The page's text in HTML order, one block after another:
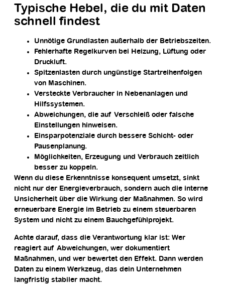
Typische Hebel, die du mit Daten
schnell findest
Unnötige Grundlasten außerhalb der Betriebszeiten.
Fehlerhafte Regelkurven bei Heizung, Lüftung oder
Druckluft.
Spitzenlasten durch ungünstige Startreihenfolgen
von Maschinen.
Versteckte Verbraucher in Nebenanlagen und
Hilfssystemen.
Abweichungen, die auf Verschleiß oder falsche
Einstellungen hinweisen.
Einsparpotenziale durch bessere Schicht- oder
Pausenplanung.
Möglichkeiten, Erzeugung und Verbrauch zeitlich
besser zu koppeln.
Wenn du diese Erkenntnisse konsequent umsetzt, sinkt
nicht nur der Energieverbrauch, sondern auch die interne
Unsicherheit über die Wirkung der Maßnahmen. So wird
erneuerbare Energie im Betrieb zu einem steuerbaren
System und nicht zu einem Bauchgefühlprojekt.
Achte darauf, dass die Verantwortung klar ist: Wer
reagiert auf Abweichungen, wer dokumentiert
Maßnahmen, und wer bewertet den Effekt. Dann werden
Daten zu einem Werkzeug, das dein Unternehmen
langfristig stabiler macht.